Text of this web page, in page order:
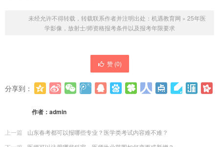
未经允许不得转载，转载联系作者并注明出处： 机遇教育网 » 25年医
学影像，放射士/师资格报考条件以及报考年限要求
赞 (0)
分享到：
作者： admin
上一篇
山东春考都可以报哪些专业？医学类考试内容难不难？